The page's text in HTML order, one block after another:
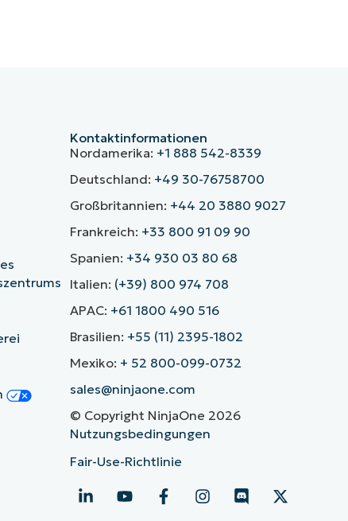
Kontaktinformationen
Nordamerika: +1 888 542-8339
Deutschland: +49 30-76758700
Großbritannien: +44 20 3880 9027
Frankreich: +33 800 91 09 90
Spanien: +34 930 03 80 68
Italien: (+39) 800 974 708
APAC: +61 1800 490 516
Brasilien: +55 (11) 2395-1802
Mexiko: + 52 800-099-0732
sales@ninjaone.com
© Copyright NinjaOne 2026
Nutzungsbedingungen
Fair-Use-Richtlinie